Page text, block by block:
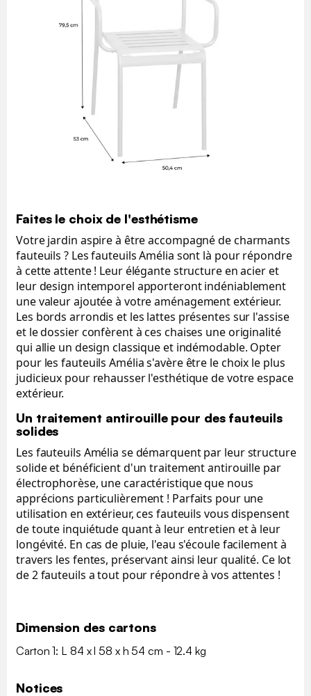
Faites le choix de l'esthétisme
Votre jardin aspire à être accompagné de charmants
fauteuils ? Les fauteuils Amélia sont là pour répondre
à cette attente ! Leur élégante structure en acier et
leur design intemporel apporteront indéniablement
une valeur ajoutée à votre aménagement extérieur.
Les bords arrondis et les lattes présentes sur l'assise
et le dossier confèrent à ces chaises une originalité
qui allie un design classique et indémodable. Opter
pour les fauteuils Amélia s'avère être le choix le plus
judicieux pour rehausser l'esthétique de votre espace
extérieur.
Un traitement antirouille pour des fauteuils
solides
Les fauteuils Amélia se démarquent par leur structure
solide et bénéficient d'un traitement antirouille par
électrophorèse, une caractéristique que nous
apprécions particulièrement ! Parfaits pour une
utilisation en extérieur, ces fauteuils vous dispensent
de toute inquiétude quant à leur entretien et à leur
longévité. En cas de pluie, l'eau s'écoule facilement à
travers les fentes, préservant ainsi leur qualité. Ce lot
de 2 fauteuils a tout pour répondre à vos attentes !
Dimension des cartons
Carton 1: L 84 x l 58 x h 54 cm - 12.4 kg
Notices